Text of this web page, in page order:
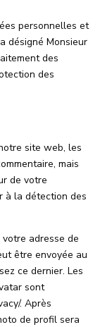
personnelles et
désigné Monsieur
des
des
site web, les
mais
de votre
à la détection des
adresse de
être envoyée au
ce dernier. Les
sont
. Après
de profil sera